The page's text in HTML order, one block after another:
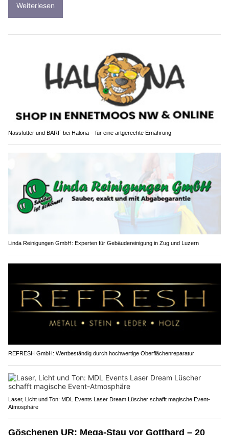
Weiterlesen
Nassfutter und BARF bei Halona – für eine artgerechte Ernährung
Linda Reinigungen GmbH: Experten für Gebäudereinigung in Zug und Luzern
REFRESH GmbH: Wertbeständig durch hochwertige Oberflächenreparatur
Laser, Licht und Ton: MDL Events Laser Dream Lüscher schafft magische Event-
Atmosphäre
Göschenen UR: Mega-Stau vor Gotthard – 20